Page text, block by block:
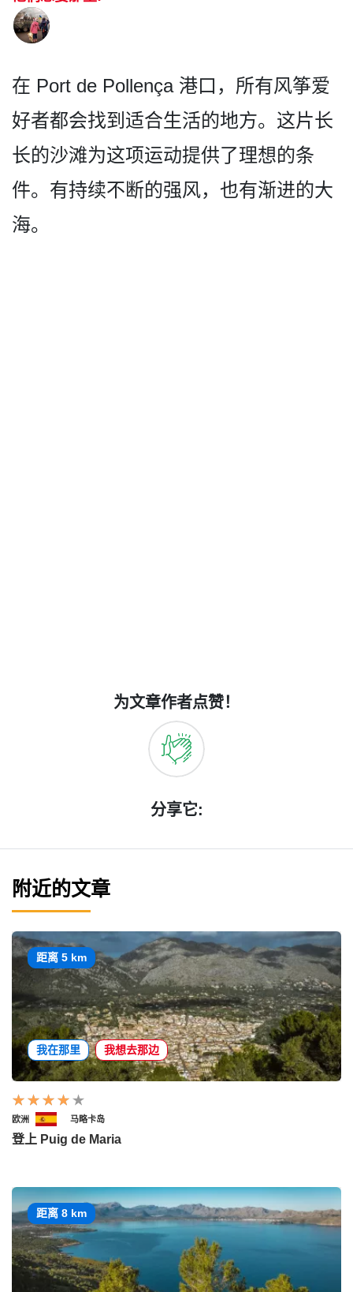
在 Port de Pollença 港口，所有风筝爱
好者都会找­到适合生活的地方。这片长
长的沙滩为这项运动提供了­理想的条
件。有持续不断的强风，也有渐进的大
海。
为文章作者点赞！
分享它:
附近的文章
距离 5 km
我在那里 我想去那边
欧洲 马略卡岛
登上 Puig de Maria
距离 8 km